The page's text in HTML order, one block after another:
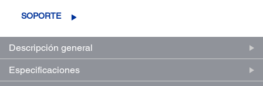
SOPORTE
Descripción general
Especificaciones